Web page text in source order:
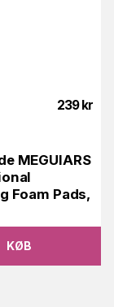
239 kr
MEGUIARS
Foam Pads,
KØB